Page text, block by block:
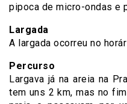
pipoca de micro-ondas e
Largada
A largada ocorreu no
Percurso
Largava já na areia na
tem uns 2 km, mas no